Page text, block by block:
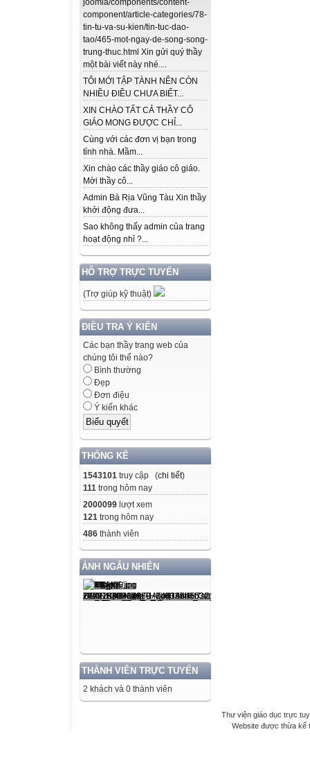
joomla/components/content-
component/article-categories/78-
tin-tu-va-su-kien/tin-tuc-dao-
tao/465-mot-ngay-de-song-song-
trung-thuc.html Xin gửi quý thầy
một bài viết này nhé....
TÔI MỚI TẬP TÀNH NÊN CÒN
NHIỀU ĐIỀU CHƯA BIẾT...
XIN CHÀO TẤT CẢ THẦY CÔ
GIÁO MONG ĐƯỢC CHỈ...
Cùng với các đơn vị bạn trong
tỉnh nhà. Mầm...
Xin chào các thầy giáo cô giáo.
Mời thầy cô...
Admin Bà Rịa Vũng Tàu Xin thầy
khởi động đưa...
Sao không thấy admin của trang
hoạt động nhỉ ?...
HỖ TRỢ TRỰC TUYẾN
(Trợ giúp kỹ thuật)
ĐIỀU TRA Ý KIẾN
Các bạn thầy trang web của
chúng tôi thế nào?
Bình thường
Đẹp
Đơn điệu
Ý kiến khác
THỐNG KÊ
1543101 truy cập (chi tiết)
111 trong hôm nay
2000099 lượt xem
121 trong hôm nay
486 thành viên
ẢNH NGẪU NHIÊN
THÀNH VIÊN TRỰC TUYẾN
2 khách và 0 thành viên
Thư viện giáo dục trực
Website được thừa kế